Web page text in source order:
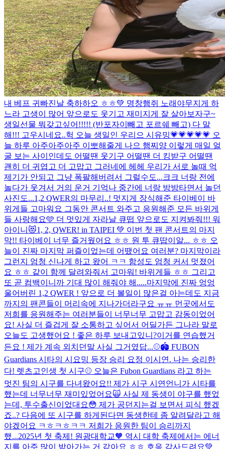
내 베프 귀빠진날 축하하오 ㅎㅎ💚 명창햄쥐 노래야무지게 하
느라 고생이 많어 앞으로도 웃기고 재미지게 잘 살아보자구~
생일선물 뭐갖고싶어!!!!! (반포자이빼고 포르쉐 빼고) 다 말
해!!! 고우시네요..헉 오늘 생일인 우리으 시유밍💗💗💗💗💗 오
늘 하루 아주아주아주 이뽀해줄게 나으 햄찌양 이렇게 매일 얼
굴 보는 사이인데도 어떨땐 웃기구 어떨땐 더 킹받구 어떨땐
괜히 더 귀엽고 더 고맙고 그러네에 헤헤 우리가 서로 놀때 억
제기가 안되고 그냥 폭팔해버려서 그럴수도...크크 너랑 전에
놀다가 웃겨서 거의 운거 기억나 중간에 너랑 방방타면서 놀던
사진도...1,2 QWER의 마무리..! 멋지게 장식해준 타이베이 바
위게들 고마워요 그동안 콘서트 와주고 응원해준 모든 바위게
들 사랑해요🩵 더 멋있게 자라날 큐떱 앞으로도 지켜봐줘!!! 워
아이니😻1, 2, QWER! in TAIPEI 💚 이번 첫 팬 콘서트의 마지
막!! 타이베이 너무 즐거웠어요 ㅎㅎ 원 투 큐땁이알... ㅎㅎ 오
늘이 진짜 마지막 퍼즐이었는데 어땠어요 여러분? 마지막이라
그런지 엄청 신나게 하고 왔어 ㅋㅋ 함성도 엄청 커서 멋졌어
요 ㅎㅎ 같이 함께 달려와줘서 고마워! 바위게들 ㅎㅎ 그리고
또 곧 컴백이니까 기대 많이 해줘야 해.....마지막에 진짜 엉엉
울어버린 1,2 QWER ! 앞으로 더 볼일이 많은걸 아는데도 지금
까지의 팬콘들이 머리속에 지나가더라구요 ㅠㅠ 먼곳에서도
저희를 응원해주는 여러분들이 너무너무 고맙고 감동이었어
요! 사실 더 즐겁게 잘 소통하고 싶어서 어딜가든 그나라 말로
오늘도 고생했어요 ! 좋은 하루 보내고있니?이거를 연습했거
든요 ! 제가 계속 외치던말 사실 그거였답...⚾️🏟️ FUBON
Guardians 시타의 시요밍 등장 승리 요정 이시연. 나는 승리한
다! 렛츠고인생 첫 시구⚾️ 오늘은 Fubon Guardians 라고 하는
멋진 팀의 시구를 다녀왔어요!! 제가 시구 시연언니가 시타를
했는데 너무너무 재미있었어요🙀 사실 제 동생이 야구를 했었
는데, 투수출신이었대요😳 제가 공던지는걸 보면서 피식 했겠
죠..? 다음에 또 시구를 하게된다면 동생한테 좀 알려달라고 해
야겠어요 ㅋㅎㅋㅎㅋㅋ 저희가 응원한 팀이 승리까지
했...2025년 첫 축제! 원광대학교🧡 역시 대학 축제에서는 에너
지를 아주 많이 받아가는 거 같아요 ㅎㅎ 호응 감사드려요💚